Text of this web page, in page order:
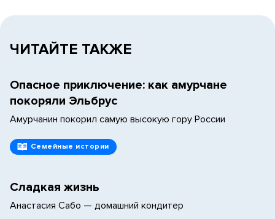
ЧИТАЙТЕ ТАКЖЕ
Опасное приключение: как амурчане
покоряли Эльбрус
Амурчанин покорил самую высокую гору России
Семейные истории
Сладкая жизнь
Анастасия Сабо — домашний кондитер